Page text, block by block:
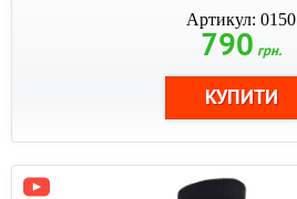
Артикул: 0150
790 грн.